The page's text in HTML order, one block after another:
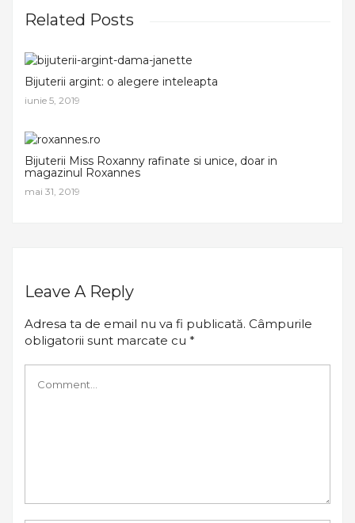
Related Posts
Bijuterii argint: o alegere inteleapta
iunie 5, 2019
Bijuterii Miss Roxanny rafinate si unice, doar in
magazinul Roxannes
mai 31, 2019
Leave A Reply
Adresa ta de email nu va fi publicată. Câmpurile
obligatorii sunt marcate cu *